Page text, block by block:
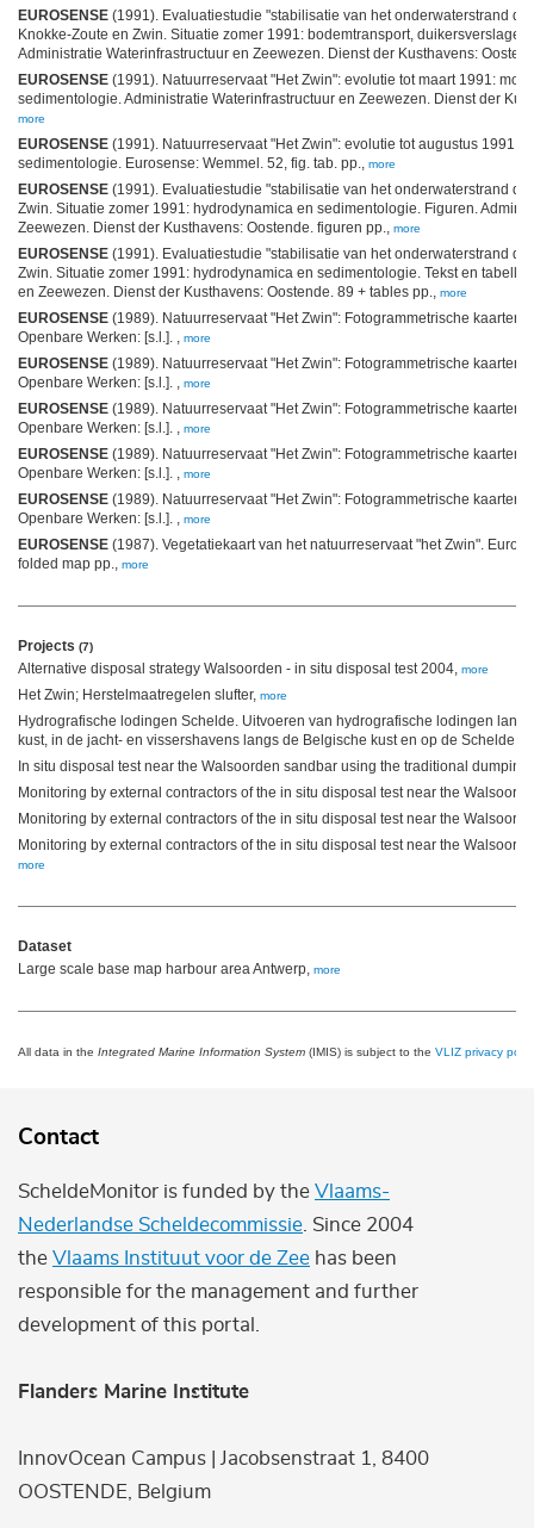
EUROSENSE (1991). Evaluatiestudie "stabilisatie van het onderwaterstrand
Knokke-Zoute en Zwin. Situatie zomer 1991: bodemtransport,
Administratie Waterinfrastructuur en Zeewezen. Dienst der Kusthavens:
EUROSENSE (1991). Natuurreservaat "Het Zwin": evolutie tot maart 1991:
sedimentologie. Administratie Waterinfrastructuur en Zeewezen. Dienst der
more
EUROSENSE (1991). Natuurreservaat "Het Zwin": evolutie tot augustus 1991:
sedimentologie. Eurosense: Wemmel. 52, fig. tab. pp., more
EUROSENSE (1991). Evaluatiestudie "stabilisatie van het onderwaterstrand
Zwin. Situatie zomer 1991: hydrodynamica en sedimentologie. Figuren.
Zeewezen. Dienst der Kusthavens: Oostende. figuren pp., more
EUROSENSE (1991). Evaluatiestudie "stabilisatie van het onderwaterstrand
Zwin. Situatie zomer 1991: hydrodynamica en sedimentologie. Tekst en
en Zeewezen. Dienst der Kusthavens: Oostende. 89 + tables pp., more
EUROSENSE (1989). Natuurreservaat "Het Zwin": Fotogrammetrische
Openbare Werken: [s.l.]. , more
EUROSENSE (1989). Natuurreservaat "Het Zwin": Fotogrammetrische
Openbare Werken: [s.l.]. , more
EUROSENSE (1989). Natuurreservaat "Het Zwin": Fotogrammetrische
Openbare Werken: [s.l.]. , more
EUROSENSE (1989). Natuurreservaat "Het Zwin": Fotogrammetrische
Openbare Werken: [s.l.]. , more
EUROSENSE (1989). Natuurreservaat "Het Zwin": Fotogrammetrische
Openbare Werken: [s.l.]. , more
EUROSENSE (1987). Vegetatiekaart van het natuurreservaat "het Zwin".
folded map pp., more
Projects (7)
Alternative disposal strategy Walsoorden - in situ disposal test 2004, more
Het Zwin; Herstelmaatregelen slufter, more
Hydrografische lodingen Schelde. Uitvoeren van hydrografische lodingen
kust, in de jacht- en vissershavens langs de Belgische kust en op de Schelde,
In situ disposal test near the Walsoorden sandbar using the traditional
Monitoring by external contractors of the in situ disposal test near the
Monitoring by external contractors of the in situ disposal test near the
Monitoring by external contractors of the in situ disposal test near the
more
Dataset
Large scale base map harbour area Antwerp, more
All data in the Integrated Marine Information System (IMIS) is subject to the VLIZ privacy
Contact
ScheldeMonitor is funded by the Vlaams-
Nederlandse Scheldecommissie . Since 2004
the Vlaams Instituut voor de Zee has been
responsible for the management and further
development of this portal.
Flanders Marine Institute
InnovOcean Campus | Jacobsenstraat 1, 8400
OOSTENDE, Belgium